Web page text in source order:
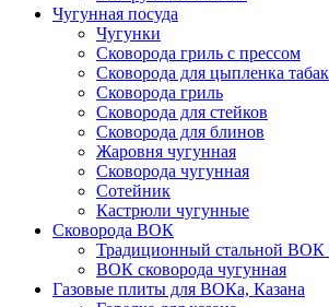
Чугунная посуда
Чугунки
Сковорода гриль с прессом
Сковорода для цыпленка
Сковорода гриль
Сковорода для стейков
Сковорода для блинов
Жаровня чугунная
Сковорода чугунная
Сотейник
Кастрюли чугунные
Сковорода ВОК
Традиционный стальной
ВОК сковорода чугунная
Газовые плиты для ВОКа, Казана